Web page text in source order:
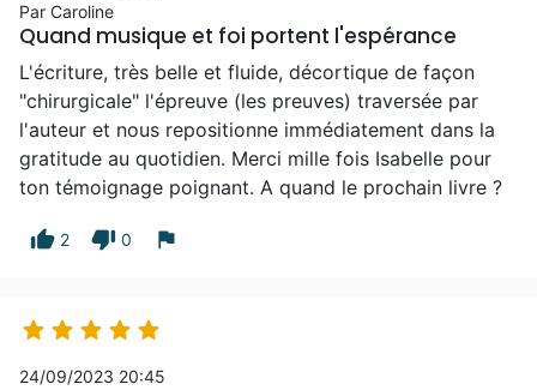
Par Caroline
Quand musique et foi portent l'espérance
L'écriture, très belle et fluide, décortique de façon
"chirurgicale" l'épreuve (les preuves) traversée par
l'auteur et nous repositionne immédiatement dans la
gratitude au quotidien. Merci mille fois Isabelle pour
ton témoignage poignant. A quand le prochain livre ?
thumb_up 2 thumb_down 0 flag
    
24/09/2023 20:45